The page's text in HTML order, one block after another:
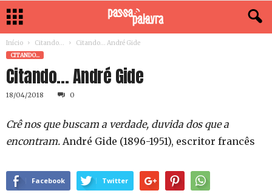
Início Citando... Citando… André Gide
CITANDO...
Citando… André Gide
18/04/2018 0
Crê nos que buscam a verdade, duvida dos que a
encontram. André Gide (1896-1951), escritor francês
Facebook Twitter